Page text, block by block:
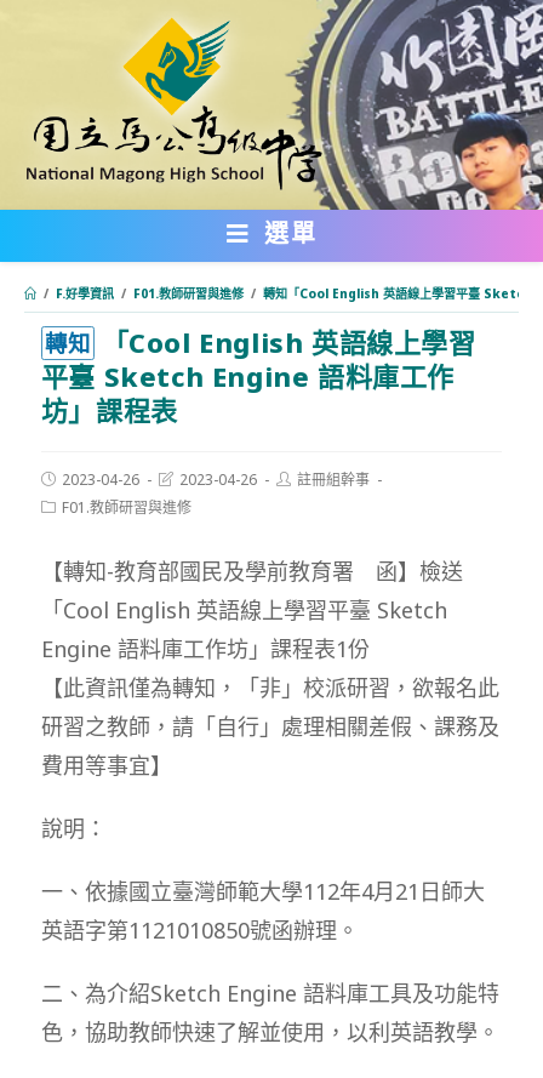
內
選單
/ F.好學資訊 / F01.教師研習與進修 / 轉知「Cool English 英語線上學習平臺 Sketch
轉知
「Cool English 英語線上學習
平臺 Sketch Engine 語料庫工作
坊」課程表
Post
published:
2023-04-26
Post
last
modified:
2023-04-26
Post註冊組幹事
PostF01.教師研習與進修
【轉知-教育部國民及學前教育署 函】檢送
「Cool English 英語線上學習平臺 Sketch
Engine 語料庫工作坊」課程表1份
【此資訊僅為轉知，「非」校派研習，欲報名此
研習之教師，請「自行」處理相關差假、課務及
費用等事宜】
說明：
一、依據國立臺灣師範大學112年4月21日師大
英語字第1121010850號函辦理。
二、為介紹Sketch Engine 語料庫工具及功能特
色，協助教師快速了解並使用，以利英語教學。